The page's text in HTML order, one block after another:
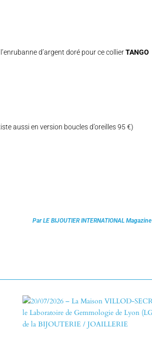
d’argent doré pour ce collierTANGO
aussi en version boucles d’oreilles 95 €)
Par LE BIJOUTIER INTERNATIONAL Magazine